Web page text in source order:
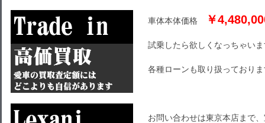
車体本体価格 ￥
試乗したら欲しくなっちゃい
各種ローンも取り扱っており
お問い合わせは東京本店まで